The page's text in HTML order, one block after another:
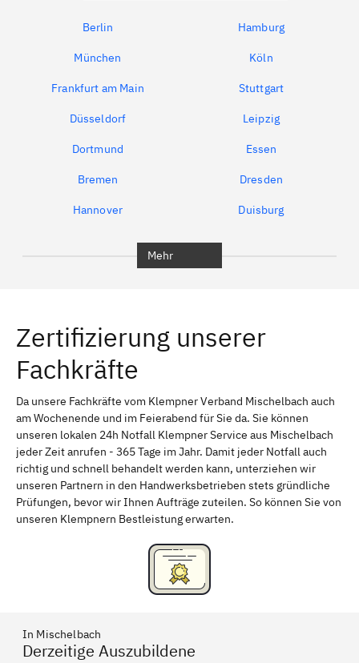
Berlin Hamburg
München Köln
Frankfurt am Main Stuttgart
Düsseldorf Leipzig
Dortmund Essen
Bremen Dresden
Hannover Duisburg
Erlangen Bamberg
Bayreuth
Schweinfurt Passau
Freising Rudelsdorf, Mittelfranken
Mehr
Zertifizierung unserer
Fachkräfte
Da unsere Fachkräfte vom Klempner Verband Mischelbach auch
am Wochenende und im Feierabend für Sie da. Sie können
unseren lokalen 24h Notfall Klempner Service aus Mischelbach
jeder Zeit anrufen - 365 Tage im Jahr. Damit jeder Notfall auch
richtig und schnell behandelt werden kann, unterziehen wir
unseren Partnern in den Handwerksbetrieben stets gründliche
Prüfungen, bevor wir Ihnen Aufträge zuteilen. So können Sie von
unseren Klempnern Bestleistung erwarten.
In Mischelbach
Derzeitige Auszubildene